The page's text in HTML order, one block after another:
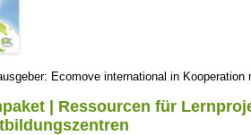
Ecomove international in Kooperation
| Ressourcen für